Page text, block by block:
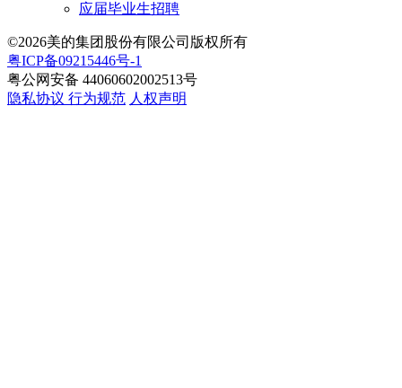
应届毕业生招聘
©2026美的集团股份有限公司版权所有
粤ICP备09215446号-1
粤公网安备 44060602002513号
隐私协议 行为规范 人权声明